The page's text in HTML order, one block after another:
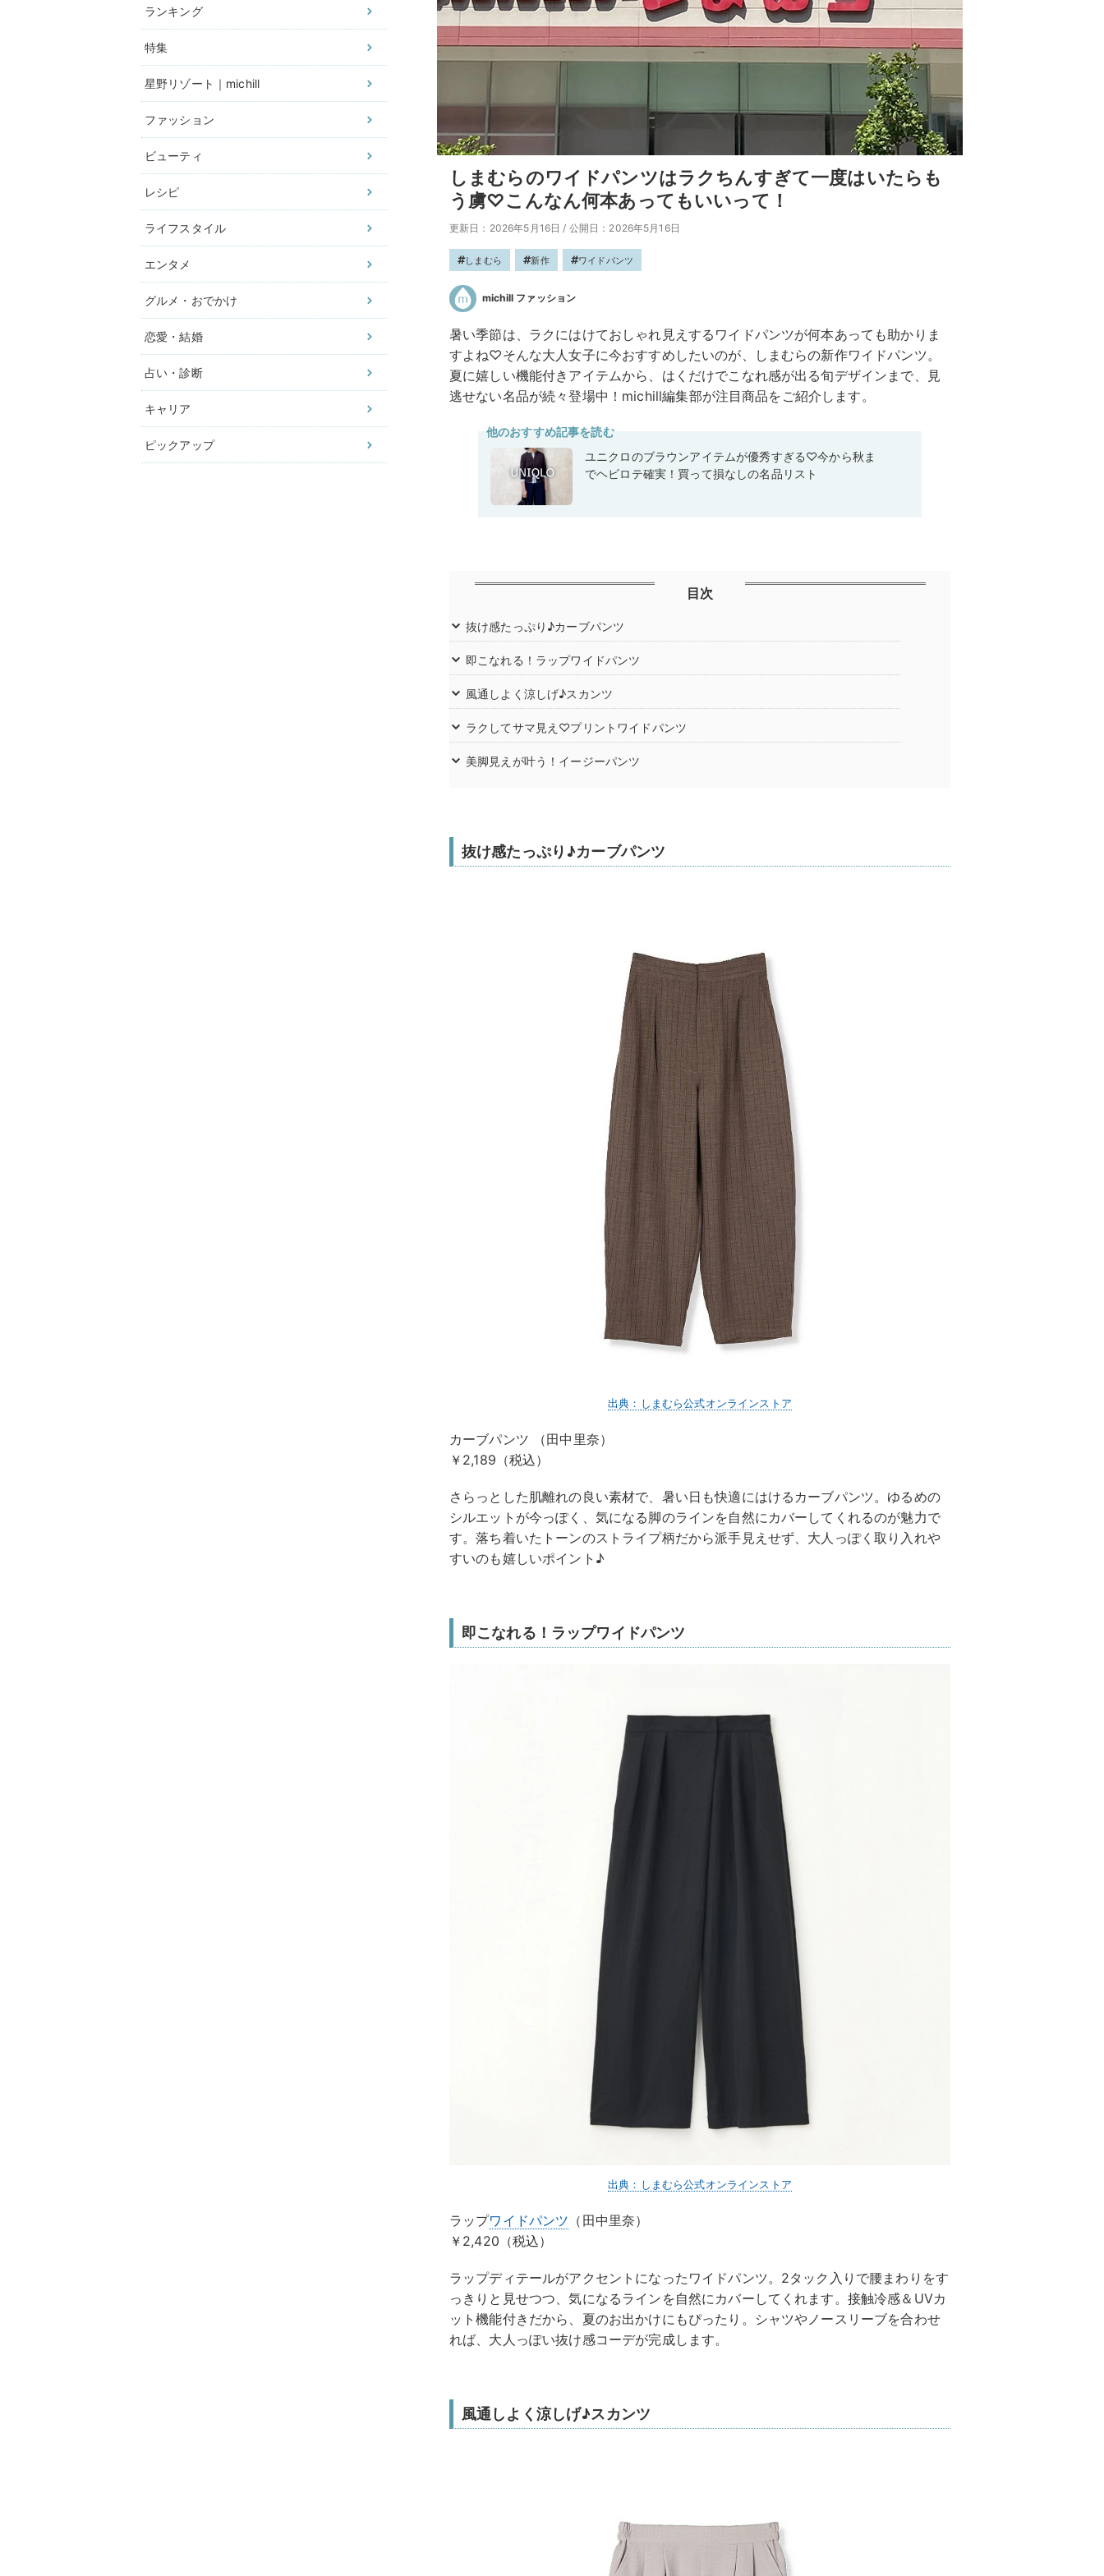
ランキング
特集
星野リゾート｜michill
ファッション
ビューティ
レシピ
ライフスタイル
エンタメ
グルメ・おでかけ
恋愛・結婚
占い・診断
キャリア
ピックアップ
しまむらのワイドパンツはラクちんすぎて一度はいたらも
う虜♡こんなん何本あってもいいって！
更新日：2026年5月16日 / 公開日：2026年5月16日
しまむら 新作 ワイドパンツ
michill ファッション
暑い季節は、ラクにはけておしゃれ見えするワイドパンツが何本あっても助かりま
すよね♡そんな大人女子に今おすすめしたいのが、しまむらの新作ワイドパンツ。
夏に嬉しい機能付きアイテムから、はくだけでこなれ感が出る旬デザインまで、見
逃せない名品が続々登場中！michill編集部が注目商品をご紹介します。
他のおすすめ記事を読む
ユニクロのブラウンアイテムが優秀すぎる♡今から秋ま
でヘビロテ確実！買って損なしの名品リスト
目次
抜け感たっぷり♪カーブパンツ
即こなれる！ラップワイドパンツ
風通しよく涼しげ♪スカンツ
ラクしてサマ見え♡プリントワイドパンツ
美脚見えが叶う！イージーパンツ
抜け感たっぷり♪カーブパンツ
出典：しまむら公式オンラインストア
カーブパンツ （田中里奈）
￥2,189（税込）
さらっとした肌離れの良い素材で、暑い日も快適にはけるカーブパンツ。ゆるめの
シルエットが今っぽく、気になる脚のラインを自然にカバーしてくれるのが魅力で
す。落ち着いたトーンのストライプ柄だから派手見えせず、大人っぽく取り入れや
すいのも嬉しいポイント♪
即こなれる！ラップワイドパンツ
出典：しまむら公式オンラインストア
ラップワイドパンツ （田中里奈）
￥2,420（税込）
ラップディテールがアクセントになったワイドパンツ。2タック入りで腰まわりをす
っきりと見せつつ、気になるラインを自然にカバーしてくれます。接触冷感＆UVカ
ット機能付きだから、夏のお出かけにもぴったり。シャツやノースリーブを合わせ
れば、大人っぽい抜け感コーデが完成します。
風通しよく涼しげ♪スカンツ